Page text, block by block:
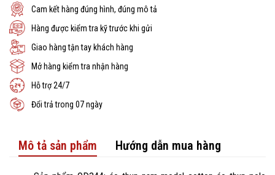
Cam kết hàng đúng hình, đúng mô tả
Hàng được kiểm tra kỹ trước khi gửi
Giao hàng tận tay khách hàng
Mở hàng kiểm tra nhận hàng
Hỗ trợ 24/7
Đổi trả trong 07 ngày
Mô tả sản phẩm Hướng dẫn mua hàng